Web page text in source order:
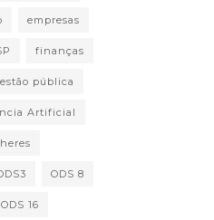
empresas
finanças
pública
Artificial
ODS 8
ODS 16